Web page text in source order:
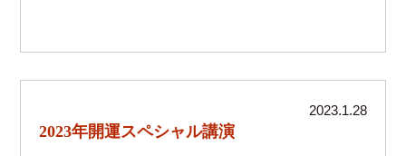
2023.1.28
2023年開運スペシャル講演